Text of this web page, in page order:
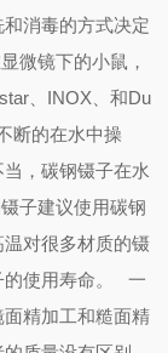
消毒的方式决定
微镜下的小鼠，
INOX 、和Du
断的在水中操
，碳钢镊子在水
子建议使用碳钢
对很多材质的镊
使用寿命。
一
精加工和糙面精